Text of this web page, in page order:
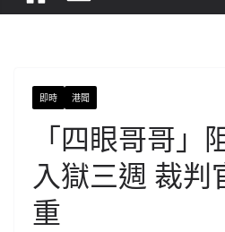
即時 港聞
「四眼哥哥」
入獄三週 裁判
重